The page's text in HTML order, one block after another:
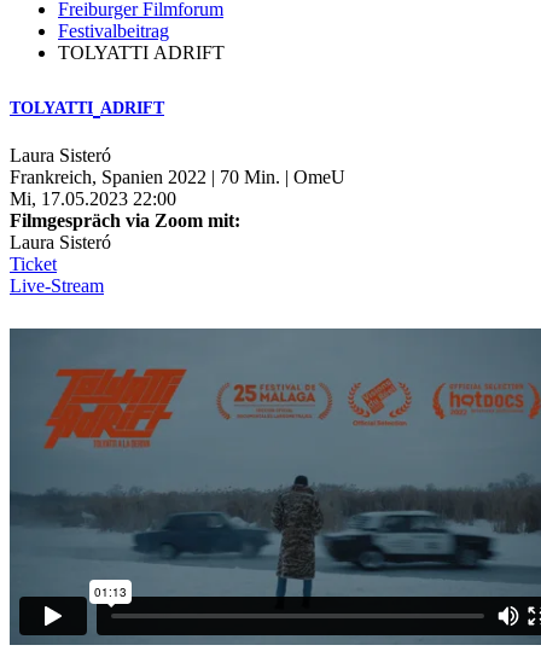
Freiburger Filmforum
Festivalbeitrag
TOLYATTI ADRIFT
TOLYATTI ADRIFT
Laura Sisteró
Frankreich, Spanien 2022 | 70 Min. | OmeU
Mi, 17.05.2023 22:00
Filmgespräch via Zoom mit:
Laura Sisteró
Ticket
Live-Stream